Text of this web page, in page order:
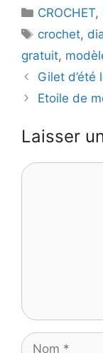
Catégories
CROCHET,
Étiquettes
crochet,
gratuit,
Gilet d’été
Etoile de
Laisser
Commentaire
Nom